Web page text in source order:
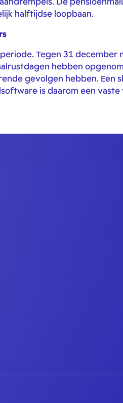
halftijdse loopbaan.
Tegen 31 december
hebben
gevolgen hebben. Een
is daarom een vaste